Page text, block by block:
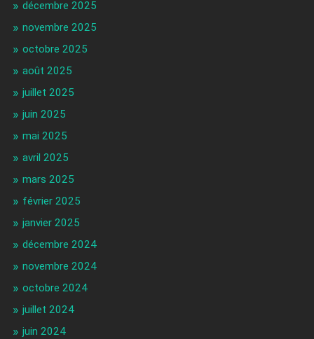
décembre 2025
novembre 2025
octobre 2025
août 2025
juillet 2025
juin 2025
mai 2025
avril 2025
mars 2025
février 2025
janvier 2025
décembre 2024
novembre 2024
octobre 2024
juillet 2024
juin 2024